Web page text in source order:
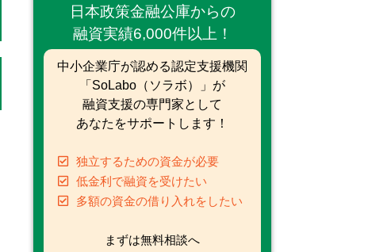
日本政策金融公庫からの
融資実績6,000件以上！
中小企業庁が認める認定支援機関
「SoLabo（ソラボ）」が
融資支援の専門家として
あなたをサポートします！
独立するための資金が必要
低金利で融資を受けたい
多額の資金の借り入れをしたい
まずは無料相談へ